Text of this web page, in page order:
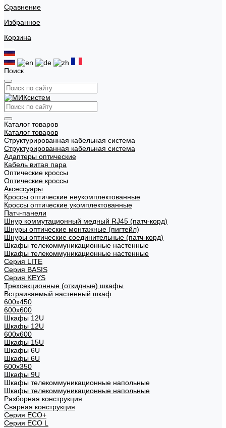
Сравнение
Избранное
Корзина
Поиск
Каталог товаров
Каталог товаров
Структурированная кабельная система
Структурированная кабельная система
Адаптеры оптические
Кабель витая пара
Оптические кроссы
Оптические кроссы
Аксессуары
Кроссы оптические неукомплектованные
Кроссы оптические укомплектованные
Патч-панели
Шнур коммутационный медный RJ45 (патч-корд)
Шнуры оптические монтажные (пигтейл)
Шнуры оптические соединительные (патч-корд)
Шкафы телекоммуникационные настенные
Шкафы телекоммуникационные настенные
Cерия LITE
Cерия BASIS
Cерия KEYS
Трехсекционные (откидные) шкафы
Встраиваемый настенный шкаф
600x450
600x600
Шкафы 12U
Шкафы 12U
600x600
Шкафы 15U
Шкафы 6U
Шкафы 6U
600x350
Шкафы 9U
Шкафы телекоммуникационные напольные
Шкафы телекоммуникационные напольные
Разборная конструкция
Сварная конструкция
Серия ECO+
Серия ECO L